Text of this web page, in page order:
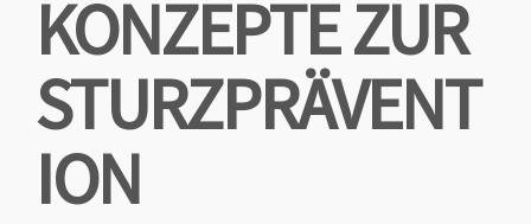
KONZEPTE ZUR
STURZPRÄVENT
ION